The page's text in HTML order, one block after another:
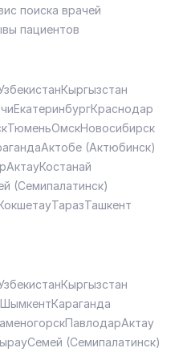
поиска врачей
пациентов
Кыргызстан
ЕкатеринбургКраснодар
ТюменьОмскНовосибирск
Актобе (Актюбинск)
АктауКостанай
(Семипалатинск)
ТаразТашкент
Кыргызстан
ШымкентКараганда
ПавлодарАктау
Семей (Семипалатинск)